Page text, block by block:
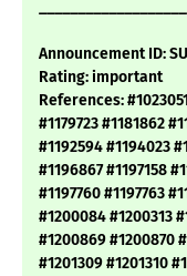
Announcement ID:
Rating: important
References:
#1179723 #1181862
#1192594 #1194023
#1196867 #1197158
#1197760 #1197763
#1200084 #1200313
#1200869 #1200870
#1201309 #1201310